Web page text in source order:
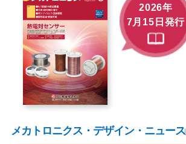
2026年
7月15日発行
メカトロニクス・デザイン・ニュース